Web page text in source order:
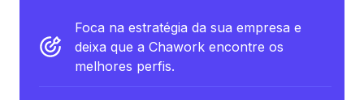
Foca na estratégia da sua empresa e
deixa que a Chawork encontre os
melhores perfis.